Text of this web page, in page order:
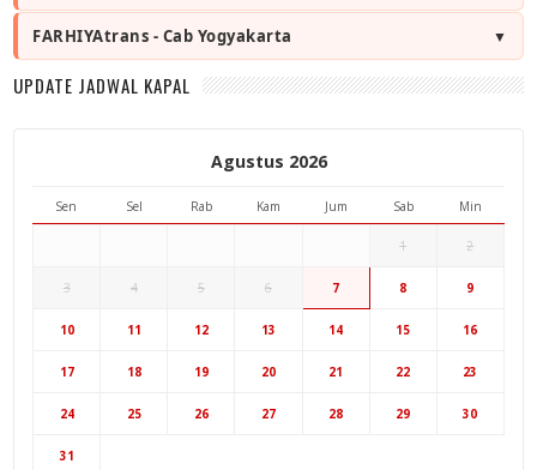
Hub Surabaya
Hub Jakarta
Cab Semarang
FARHIYAtrans - Cab Yogyakarta
UPDATE JADWAL KAPAL
Agustus 2026
Sen Sel Rab Kam Jum Sab Min
1 2
3 4 5 6 7 8 9
10 11 12 13 14 15 16
17 18 19 20 21 22 23
24 25 26 27 28 29 30
31